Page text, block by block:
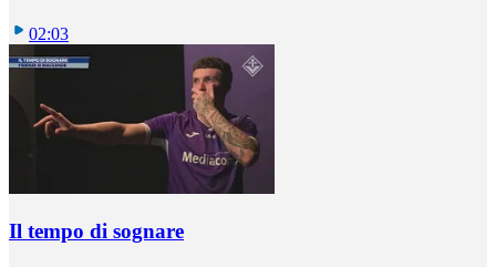
02:03
Il tempo di sognare